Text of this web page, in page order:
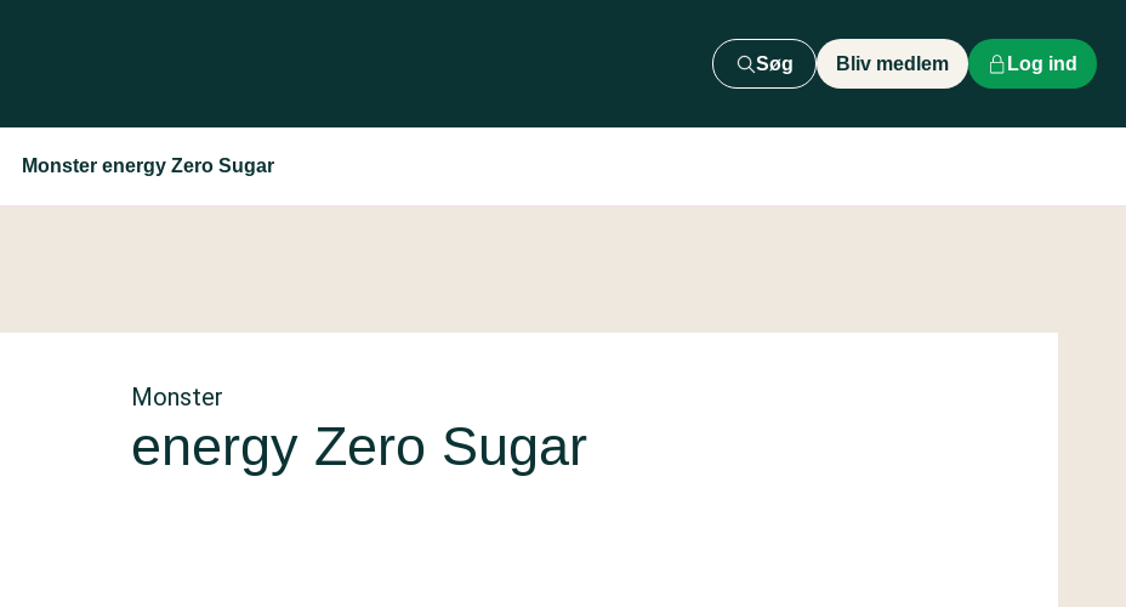
Søg Bliv medlem Log ind
Monster energy Zero Sugar
Monster
energy Zero Sugar